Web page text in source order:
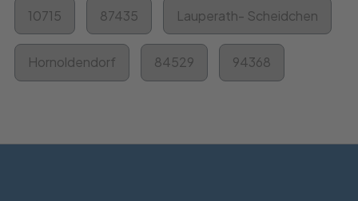
10715 87435 Lauperath- Scheidchen
Hornoldendorf 84529 94368